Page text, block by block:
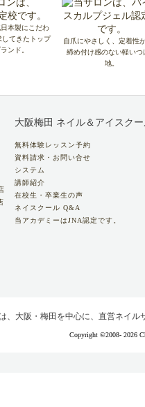
本製にこだわ
してきたトップ
ンド。
自爪にやさしく、定着性
締め付け感のない軽いつ
地。
大阪梅田 ネイル＆アイスク
無料体験レッスン予約
資料請求・お問い合せ
システム
講師紹介
在校生・卒業生の声
ネイスクール Q&A
当アカデミーはJNA認定です。
は、大阪・梅田を中心に、直営ネイ
Copyright ©2008- 2026